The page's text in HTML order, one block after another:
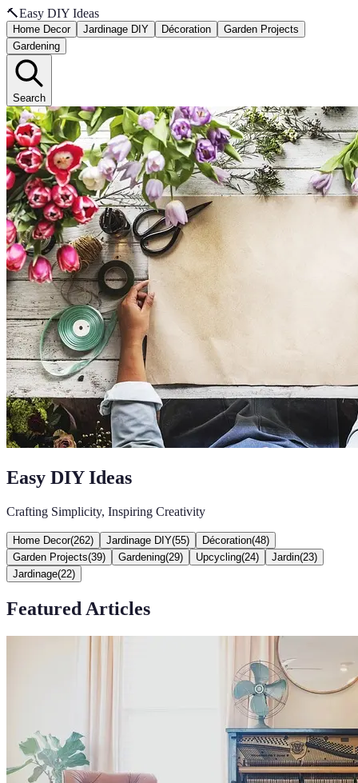
🔨Easy DIY Ideas
Home Decor Jardinage DIY Décoration
Garden Projects
Gardening
Search
Easy DIY Ideas
Crafting Simplicity, Inspiring Creativity
Home Decor(262) Jardinage DIY(55) Décoration(48)
Garden Projects(39) Gardening(29) Upcycling(24) Jardin(23)
Jardinage(22)
Featured Articles